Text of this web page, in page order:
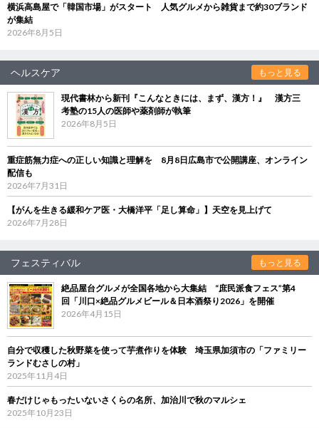
横浜高島屋で「韓国市場」がスタート 人気グルメから雑貨まで約30ブランド
が集結
2026年8月5日
ヘルスケア もっと見る
現代書林から新刊『こんなときには、まず、漢方！』 漢方三
考塾の15人の医師や薬剤師が執筆
2026年8月5日
重症筋無力症への正しい知識と理解を 8月8日広島市で公開講座、オンライン
配信も
2026年7月31日
【がんを生きる緩和ケア医・大橋洋平「足し算命」】天空を見上げて
2026年7月28日
フェスティバル もっと見る
絶品屋台グルメが全国各地から大集結 “庶民派食フェス”第4
回「川口×絶品グルメビール＆日本酒祭り2026」を開催
2026年4月15日
自分で収穫した秋野菜を使って芋煮作りを体験 埼玉県加須市の「ファミリー
ランドむさしの村」
2025年11月4日
春だけじゃもったいないさくらの名所、加治川で秋のマルシェ
2025年10月23日